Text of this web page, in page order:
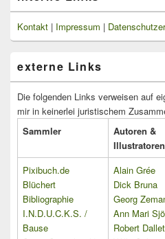
Kontakt | Impressum |
externe Links
Die folgenden Links verweisen auf
mir in keinerlei juristischem
Sammler
Autoren &
Illustratoren
Pixibuch.de
Blüchert
Bibliographie
I.N.D.U.C.K.S. /
Bause
Alain Grée
Dick Bruna
Georg
Ann Mari
Robert Dallet